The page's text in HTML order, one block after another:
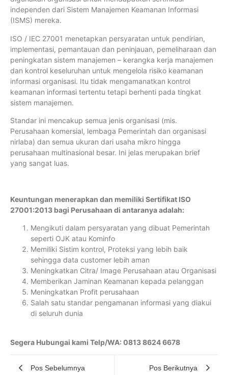
independen dari Sistem Manajemen Keamanan Informasi
(ISMS) mereka.
ISO / IEC 27001 menetapkan persyaratan untuk pendirian,
implementasi, pemantauan dan peninjauan, pemeliharaan dan
peningkatan sistem manajemen – kerangka kerja manajemen
dan kontrol keseluruhan untuk mengelola risiko keamanan
informasi organisasi. Itu tidak mengamanatkan kontrol
keamanan informasi tertentu tetapi berhenti pada tingkat
sistem manajemen.
Standar ini mencakup semua jenis organisasi (mis.
Perusahaan komersial, lembaga Pemerintah dan organisasi
nirlaba) dan semua ukuran dari usaha mikro hingga
perusahaan multinasional besar. Ini jelas merupakan brief
yang sangat luas.
Keuntungan menerapkan dan memiliki Sertifikat ISO
27001:2013 bagi Perusahaan di antaranya adalah:
Mengikuti dalam persyaratan yang dibuat Pemerintah
seperti OJK atau Kominfo
Memiliki Sistim kontrol, Proteksi yang lebih baik
sehingga data customer lebih aman
Meningkatkan Citra/ Image Perusahaan atau Organisasi
Memberikan Jaminan Keamanan kepada pelanggan
Meningkatkan Profit perusahaan
Salah satu standar pengamanan informasi yang diakui
di seluruh dunia
Segera Hubungai kami Telp/WA: 0813 8624 6678
Pos Sebelumnya Pos Berikutnya